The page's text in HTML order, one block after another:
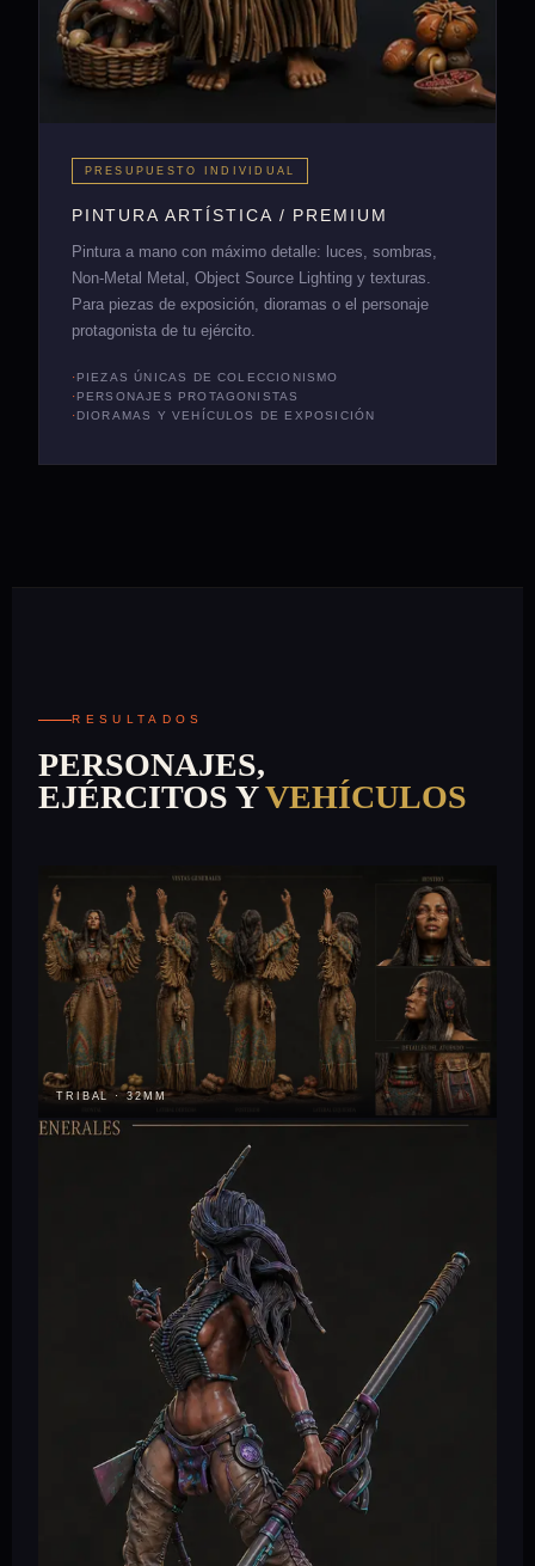
PRESUPUESTO INDIVIDUAL
PINTURA ARTÍSTICA / PREMIUM
Pintura a mano con máximo detalle: luces, sombras,
Non-Metal Metal, Object Source Lighting y texturas.
Para piezas de exposición, dioramas o el personaje
protagonista de tu ejército.
PIEZAS ÚNICAS DE COLECCIONISMO
PERSONAJES PROTAGONISTAS
DIORAMAS Y VEHÍCULOS DE EXPOSICIÓN
RESULTADOS
PERSONAJES,
EJÉRCITOS YVEHÍCULOS
TRIBAL · 32MM